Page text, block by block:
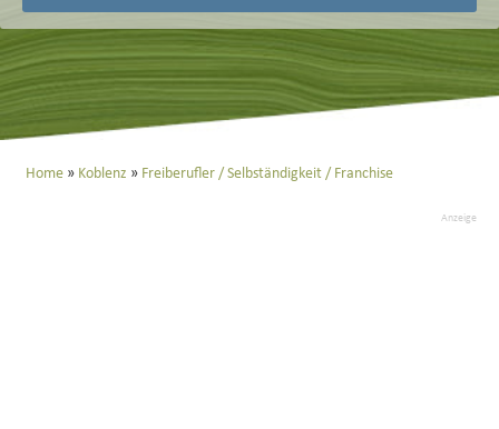
Home Koblenz Freiberufler / Selbständigkeit / Franchise
Anzeige